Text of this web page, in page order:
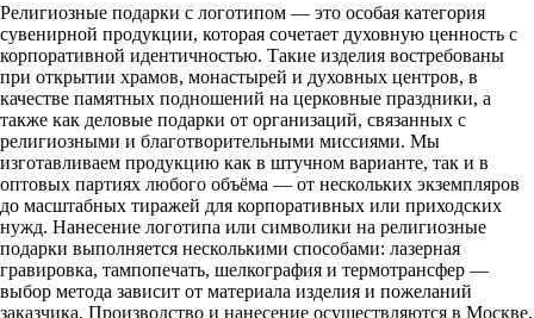
Религиозные подарки с логотипом — это особая категория
сувенирной продукции, которая сочетает духовную ценность с
корпоративной идентичностью. Такие изделия востребованы
при открытии храмов, монастырей и духовных центров, в
качестве памятных подношений на церковные праздники, а
также как деловые подарки от организаций, связанных с
религиозными и благотворительными миссиями. Мы
изготавливаем продукцию как в штучном варианте, так и в
оптовых партиях любого объёма — от нескольких экземпляров
до масштабных тиражей для корпоративных или приходских
нужд. Нанесение логотипа или символики на религиозные
подарки выполняется несколькими способами: лазерная
гравировка, тампопечать, шелкография и термотрансфер —
выбор метода зависит от материала изделия и пожеланий
заказчика. Производство и нанесение осуществляются в Москве,